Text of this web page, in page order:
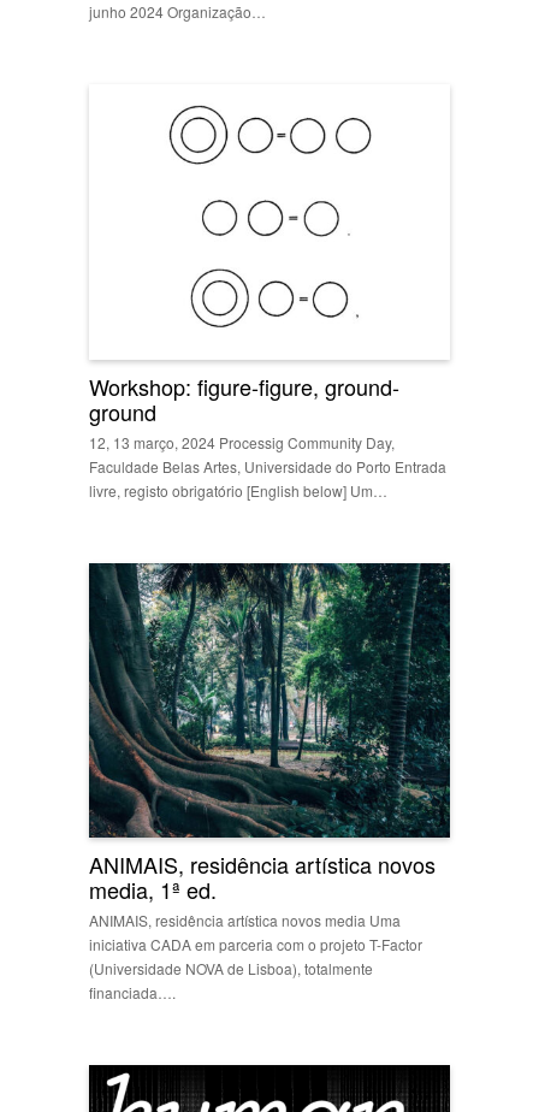
junho 2024 Organização…
Workshop: figure-figure, ground-
ground
12, 13 março, 2024 Processig Community Day,
Faculdade Belas Artes, Universidade do Porto Entrada
livre, registo obrigatório [English below] Um…
ANIMAIS, residência artística novos
media, 1ª ed.
ANIMAIS, residência artística novos media Uma
iniciativa CADA em parceria com o projeto T-Factor
(Universidade NOVA de Lisboa), totalmente
financiada….